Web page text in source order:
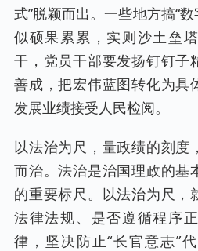
式”脱颖而出。一些地方搞“
似硕果累累，实则沙土垒
干，党员干部要发扬钉钉子
善成，把宏伟蓝图转化为具
发展业绩接受人民检阅。
以法治为尺，量政绩的刻度
而治。法治是治国理政的基
的重要标尺。以法治为尺，
法律法规、是否遵循程序
律，坚决防止“长官意志”